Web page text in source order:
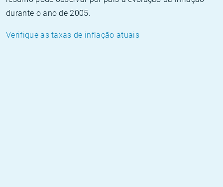
durante o ano de 2005.
Verifique as taxas de inflação atuais